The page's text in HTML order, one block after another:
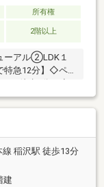
所有権
2階以上
ーアル②LDK１
特急12分】◇ペ
カネスエ」や、
にMEGAドン・
ク稲沢が車で３
線 稲沢駅 徒歩13分
建